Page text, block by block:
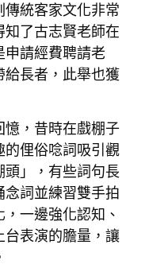
統客家文化非常
了古志賢老師在
請經費聘請老
給長者，此舉也獲
憶，昔時在戲棚子
的俚俗唸詞吸引觀
」，有些詞句長
詞並練習雙手拍
一邊強化認知、
台表演的膽量，讓